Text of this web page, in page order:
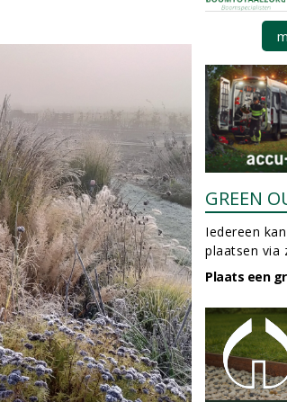
GREEN
Iedereen
plaatsen via
Plaats een